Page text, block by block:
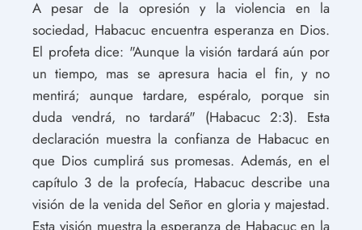
A pesar de la opresión y la violencia en la
sociedad, Habacuc encuentra esperanza en Dios.
El profeta dice: "Aunque la visión tardará aún por
un tiempo, mas se apresura hacia el fin, y no
mentirá; aunque tardare, espéralo, porque sin
duda vendrá, no tardará" (Habacuc 2:3). Esta
declaración muestra la confianza de Habacuc en
que Dios cumplirá sus promesas. Además, en el
capítulo 3 de la profecía, Habacuc describe una
visión de la venida del Señor en gloria y majestad.
Esta visión muestra la esperanza de Habacuc en la